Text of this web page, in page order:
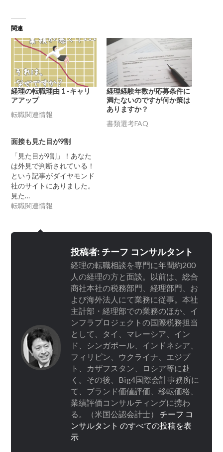
関連
経理の転職理由 1 -キャリ
アアップ
転職関連情報
経理経験年数が応募条件に
満たないのですが何か策は
ありますか？
書類選考FAQ
面接も見た目が9割
「見た目が9割」！あなた
は外見で判断されている！
という記事がダイヤモンド
社のサイトにありました。
見た…
転職関連情報
投稿者: チーフ コンサルタント
経理の転職相談を専門に年間約200
人の経理の方と面談。以前は、総合
商社本社の税務部門、経理部門、お
よび海外法人にて業務に従事。本社
主計部・経理部での業務のほか、イ
ンフラプロジェクトの国際税務担当
として、タイ、マレーシア、イン
ド、シンガポール、インドネシア、
フィリピン、ウクライナ、エジプ
ト、カザフスタン、ロシア等に赴
く。その後、Big4国際会計事務所に
て、ブランド価値評価、移転価格、
業績評価コンサルティングに携わ
る。（米国公認会計士）チーフ コ
ンサルタント のすべての投稿を表
示